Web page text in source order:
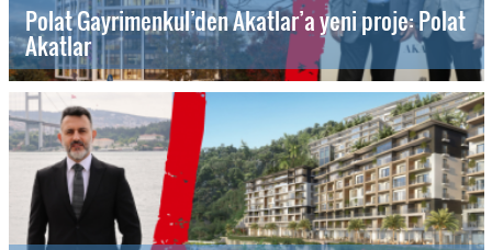
Polat Gayrimenkul’den Akatlar’a yeni proje: Polat
Akatlar